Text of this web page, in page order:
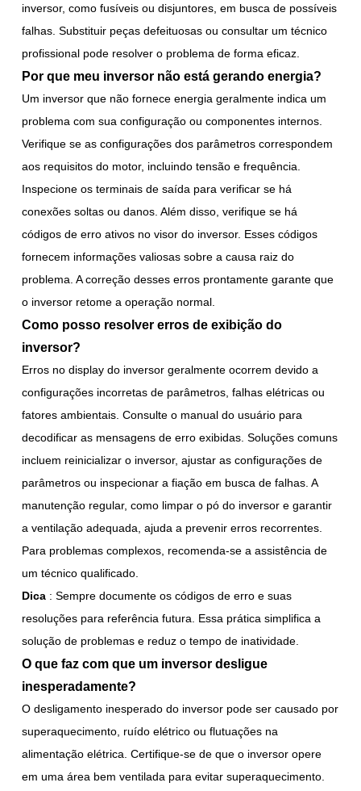
inversor, como fusíveis ou disjuntores, em busca de possíveis
falhas. Substituir peças defeituosas ou consultar um técnico
profissional pode resolver o problema de forma eficaz.
Por que meu inversor não está gerando energia?
Um inversor que não fornece energia geralmente indica um
problema com sua configuração ou componentes internos.
Verifique se as configurações dos parâmetros correspondem
aos requisitos do motor, incluindo tensão e frequência.
Inspecione os terminais de saída para verificar se há
conexões soltas ou danos. Além disso, verifique se há
códigos de erro ativos no visor do inversor. Esses códigos
fornecem informações valiosas sobre a causa raiz do
problema. A correção desses erros prontamente garante que
o inversor retome a operação normal.
Como posso resolver erros de exibição do
inversor?
Erros no display do inversor geralmente ocorrem devido a
configurações incorretas de parâmetros, falhas elétricas ou
fatores ambientais. Consulte o manual do usuário para
decodificar as mensagens de erro exibidas. Soluções comuns
incluem reinicializar o inversor, ajustar as configurações de
parâmetros ou inspecionar a fiação em busca de falhas. A
manutenção regular, como limpar o pó do inversor e garantir
a ventilação adequada, ajuda a prevenir erros recorrentes.
Para problemas complexos, recomenda-se a assistência de
um técnico qualificado.
Dica : Sempre documente os códigos de erro e suas
resoluções para referência futura. Essa prática simplifica a
solução de problemas e reduz o tempo de inatividade.
O que faz com que um inversor desligue
inesperadamente?
O desligamento inesperado do inversor pode ser causado por
superaquecimento, ruído elétrico ou flutuações na
alimentação elétrica. Certifique-se de que o inversor opere
em uma área bem ventilada para evitar superaquecimento.